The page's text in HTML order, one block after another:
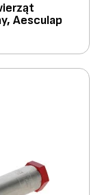
Aesculap